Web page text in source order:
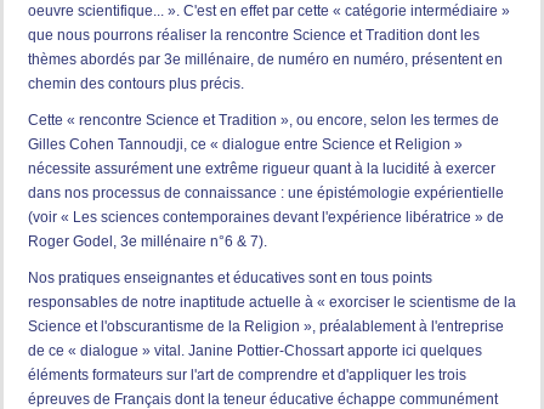
oeuvre scientifique... ». C'est en effet par cette « catégorie intermédiaire »
que nous pourrons réaliser la rencontre Science et Tradition dont les
thèmes abordés par 3e millénaire, de numéro en numéro, présentent en
chemin des contours plus précis.
Cette « rencontre Science et Tradition », ou encore, selon les termes de
Gilles Cohen Tannoudji, ce « dialogue entre Science et Religion »
nécessite assurément une extrême rigueur quant à la lucidité à exercer
dans nos processus de connaissance : une épistémologie expérientielle
(voir « Les sciences contemporaines devant l'expérience libératrice » de
Roger Godel, 3e millénaire n°6 & 7).
Nos pratiques enseignantes et éducatives sont en tous points
responsables de notre inaptitude actuelle à « exorciser le scientisme de la
Science et l'obscurantisme de la Religion », préalablement à l'entreprise
de ce « dialogue » vital. Janine Pottier-Chossart apporte ici quelques
éléments formateurs sur l'art de comprendre et d'appliquer les trois
épreuves de Français dont la teneur éducative échappe communément